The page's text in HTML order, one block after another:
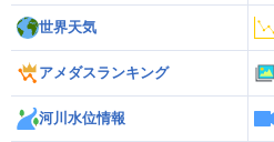
世界天気
アメダスランキング
河川水位情報